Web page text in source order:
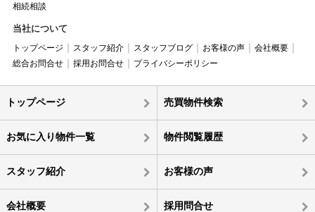
相続相談
当社について
トップページ スタッフ紹介 スタッフブログ お客様の声
会社概要
総合お問合せ
採用お問合せ プライバシーポリシー
トップページ 売買物件検索
お気に入り物件一覧 物件閲覧履歴
スタッフ紹介 お客様の声
会社概要 採用問合せ